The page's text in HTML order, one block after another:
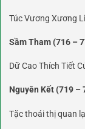
Túc Vương Xương
Sầm Tham (716 –
Dữ Cao Thích Tiết
Nguyên Kết (719 –
Tặc thoái thị quan